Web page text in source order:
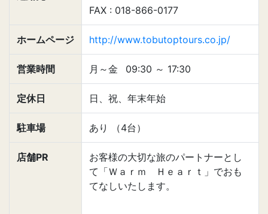
FAX : 018-866-0177
ホームページ http://www.tobutoptours.co.jp/
営業時間 月～金 09:30 ～ 17:30
定休日 日、祝、年末年始
駐車場 あり （4台）
店舗PR
お客様の大切な旅のパートナーとし
て「Ｗａｒｍ Ｈｅａｒｔ」でおも
てなしいたします。